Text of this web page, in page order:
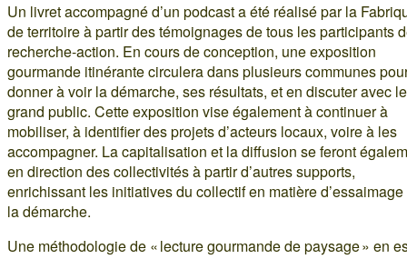
Un livret accompagné d’un podcast a été réalisé par la
de territoire à partir des témoignages de tous les participants
recherche-action. En cours de conception, une exposition
gourmande itinérante circulera dans plusieurs communes
donner à voir la démarche, ses résultats, et en discuter avec le
grand public. Cette exposition vise également à continuer à
mobiliser, à identifier des projets d’acteurs locaux, voire à les
accompagner. La capitalisation et la diffusion se feront
en direction des collectivités à partir d’autres supports,
enrichissant les initiatives du collectif en matière
la démarche.
Une méthodologie de « lecture gourmande de paysage » en